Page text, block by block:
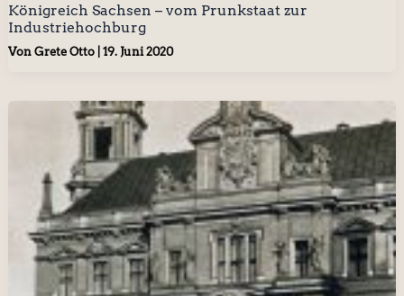
Königreich Sachsen – vom Prunkstaat zur
Industriehochburg
Von Grete Otto 19. Juni 2020